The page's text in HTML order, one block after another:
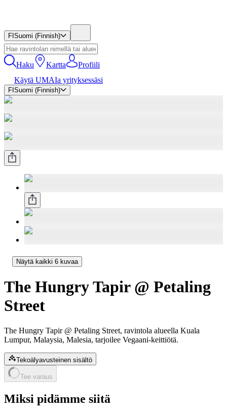
FI Suomi (Finnish)
Haku Kartta
Profiili
Käytä UMAIa yrityksessäsi
FI Suomi (Finnish)
Näytä kaikki 6 kuvaa
The Hungry Tapir @ Petaling
Street
The Hungry Tapir @ Petaling Street, ravintola alueella Kuala
Lumpur, Malaysia, Malesia, tarjoilee Vegaani-keittiötä.
Tekoälyavusteinen sisältö
Tee varaus
Miksi pidämme siitä